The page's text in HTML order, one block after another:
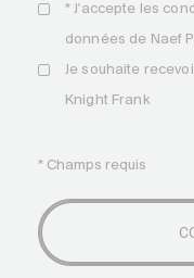
* J'accepte les
données de Naef
Je souhaite
Knight Frank
* Champs requis